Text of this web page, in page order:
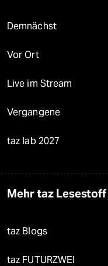
Demnächst
Vor Ort
Live im Stream
Vergangene
taz lab 2027
Mehr taz Lesestoff
taz Blogs
taz FUTURZWEI